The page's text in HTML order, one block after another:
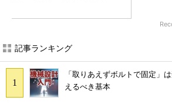
記事ランキング
「取りあえずボルトで固定」
えるべき基本